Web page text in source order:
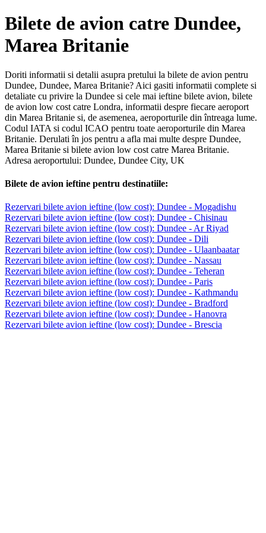
Bilete de avion catre Dundee,
Marea Britanie
Doriti informatii si detalii asupra pretului la bilete de avion pentru
Dundee, Dundee, Marea Britanie? Aici gasiti informatii complete si
detaliate cu privire la Dundee si cele mai ieftine bilete avion, bilete
de avion low cost catre Londra, informatii despre fiecare aeroport
din Marea Britanie si, de asemenea, aeroporturile din întreaga lume.
Codul IATA si codul ICAO pentru toate aeroporturile din Marea
Britanie. Derulati în jos pentru a afla mai multe despre Dundee,
Marea Britanie si bilete avion low cost catre Marea Britanie.
Adresa aeroportului: Dundee, Dundee City, UK
Bilete de avion ieftine pentru destinatiile:
Rezervari bilete avion ieftine (low cost): Dundee - Mogadishu
Rezervari bilete avion ieftine (low cost): Dundee - Chisinau
Rezervari bilete avion ieftine (low cost): Dundee - Ar Riyad
Rezervari bilete avion ieftine (low cost): Dundee - Dili
Rezervari bilete avion ieftine (low cost): Dundee - Ulaanbaatar
Rezervari bilete avion ieftine (low cost): Dundee - Nassau
Rezervari bilete avion ieftine (low cost): Dundee - Teheran
Rezervari bilete avion ieftine (low cost): Dundee - Paris
Rezervari bilete avion ieftine (low cost): Dundee - Kathmandu
Rezervari bilete avion ieftine (low cost): Dundee - Bradford
Rezervari bilete avion ieftine (low cost): Dundee - Hanovra
Rezervari bilete avion ieftine (low cost): Dundee - Brescia